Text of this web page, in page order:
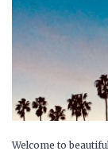
Welcome to